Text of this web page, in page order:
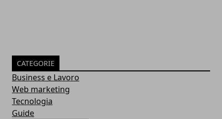
CATEGORIE
Business e Lavoro
Web marketing
Tecnologia
Guide